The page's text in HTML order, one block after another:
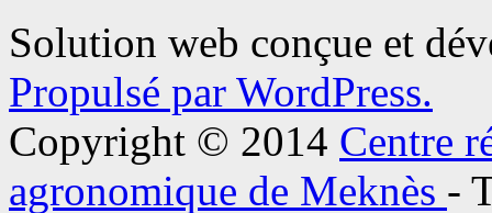
Solution web conçue et
Propulsé par WordPress.
Copyright © 2014 Centre
agronomique de Meknès -